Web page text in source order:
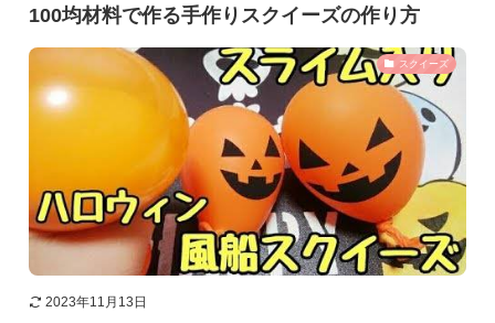
100均材料で作る手作りスクイーズの作り方
スクイーズ
2023年11月13日